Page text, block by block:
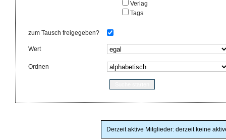
Verlag
Tags
zum Tausch freigegeben?
Wert
Ordnen
Derzeit aktive Mitglieder: derzeit keine